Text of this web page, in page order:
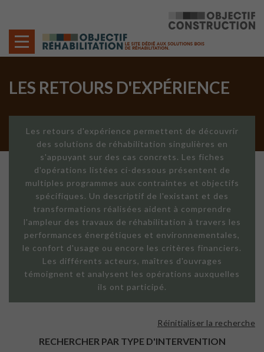
LES RETOURS D'EXPÉRIENCE
Les retours d'expérience permettent de découvrir
des solutions de réhabilitation singulières en
s'appuyant sur des cas concrets. Les fiches
d'opérations listées ci-dessous présentent de
multiples programmes aux contraintes et objectifs
spécifiques. Un descriptif de l'existant et des
transformations réalisées aident à comprendre
l'ampleur des travaux de réhabilitation à travers les
performances énergétiques et environnementales,
le confort d'usage ou encore les critères financiers.
Les différents acteurs, maîtres d'ouvrages
témoignent et analysent les opérations auxquelles
ils ont participé.
RECHERCHER PAR TYPE D'INTERVENTION
Réinitialiser la recherche